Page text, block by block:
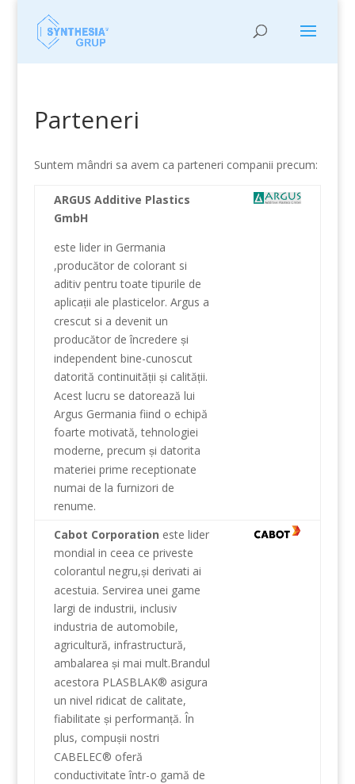
Parteneri
Suntem mândri sa avem ca parteneri companii precum:
ARGUS Additive Plastics
GmbH
este lider in Germania
,producător de colorant si
aditiv pentru toate tipurile de
aplicații ale plasticelor. Argus a
crescut si a devenit un
producător de încredere și
independent bine-cunoscut
datorită continuității și calității.
Acest lucru se datorează lui
Argus Germania fiind o echipă
foarte motivată,tehnologiei
moderne, precum și datorita
materiei prime receptionate
numai de la furnizori de
renume.
Cabot Corporation este lider
mondial in ceea ce priveste
colorantul negru,și derivati ai
acestuia. Servirea unei game
largi de industrii, inclusiv
industria de automobile,
agricultură, infrastructură,
ambalarea și mai mult.Brandul
acestora PLASBLAK® asigura
un nivel ridicat de calitate,
fiabilitate și performanță. În
plus, compușii nostri
CABELEC® oferă
conductivitate într-o gamă de